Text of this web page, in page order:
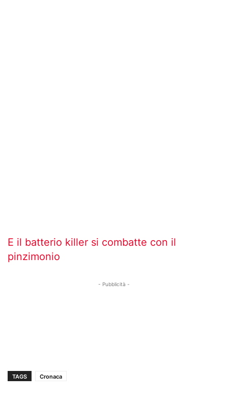
E il batterio killer si combatte con il
pinzimonio
- Pubblicità -
TAGS Cronaca